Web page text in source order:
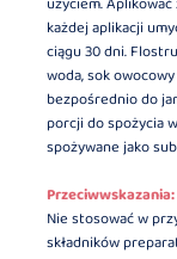
każdej aplikacji
ciągu 30 dni.
woda, sok
bezpośrednio do
porcji do spożycia
spożywane jako
Przeciwwskazania:
Nie stosować w
składników